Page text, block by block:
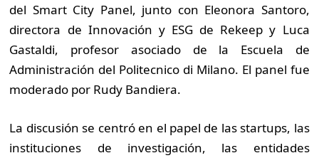
del Smart City Panel, junto con Eleonora Santoro,
directora de Innovación y ESG de Rekeep y Luca
Gastaldi, profesor asociado de la Escuela de
Administración del Politecnico di Milano. El panel fue
moderado por Rudy Bandiera.
La discusión se centró en el papel de las startups, las
instituciones de investigación, las entidades